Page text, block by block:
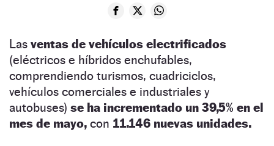
Las ventas de vehículos electrificados
(eléctricos e híbridos enchufables,
comprendiendo turismos, cuadriciclos,
vehículos comerciales e industriales y
autobuses) se ha incrementado un 39,5% en el
mes de mayo, con 11.146 nuevas unidades.